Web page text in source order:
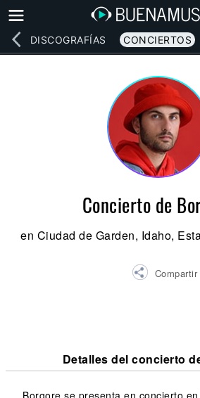
DISCOGRAFÍAS CONCIERTOS
Concierto de
en Ciudad de Garden, Idaho,
Compartir
Detalles del concierto
Borgore se presenta en concierto